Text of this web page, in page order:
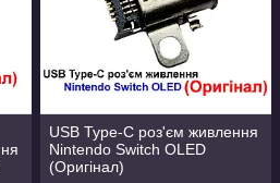
USB Type-C роз'єм живлення
Nintendo Switch OLED
(Оригінал)